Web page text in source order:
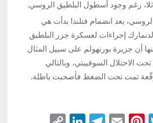
رغم وجود أسطول البلطيق الروسي.
بعد انضمام فنلندا بدأت هي
إجراءات لعسكرة جزر البلطيق
أن جزيرة بورنهولم على سبيل المثال
كانت عام 1946 تحت الاحتلال السوفييتي، وبالتالي
تمت تحت الضغط فأصحبت باطلة.